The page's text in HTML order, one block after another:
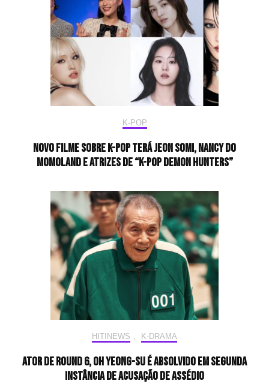
K-POP
Novo filme sobre K-pop terá Jeon Somi, Nancy do
MOMOLAND e atrizes de “K-pop Demon Hunters”
HIT!NEWS K-DRAMA
Ator de Round 6, Oh Yeong-su é absolvido em segunda
instância de acusação de assédio